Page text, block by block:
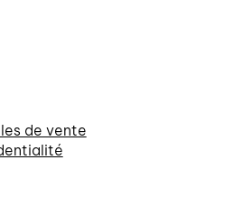
de vente